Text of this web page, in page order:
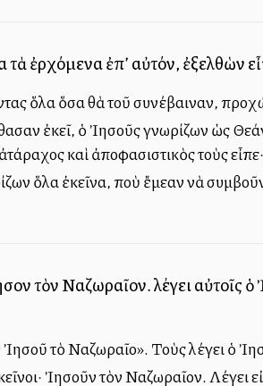
ἐρχόμενα ἐπ’ αὐτόν, ἐξελθὼν
ὅλα ὅσα θὰ τοῦ συνέβαιναν,
ἐκεῖ, ὁ Ἰησοῦς γνωρίζων ὡς
καὶ ἀποφασιστικὸς τοὺς εἶπε·
ὅλα ἐκεῖνα, ποὺ ἔμελλαν νὰ
τὸν Ναζωραῖον. λέγει αὐτοῖς ὁ
τὸ Ναζωραῖο». Τοὺς λέγει ὁ
Ἰησοῦν τὸν Ναζωραῖον. Λέγει